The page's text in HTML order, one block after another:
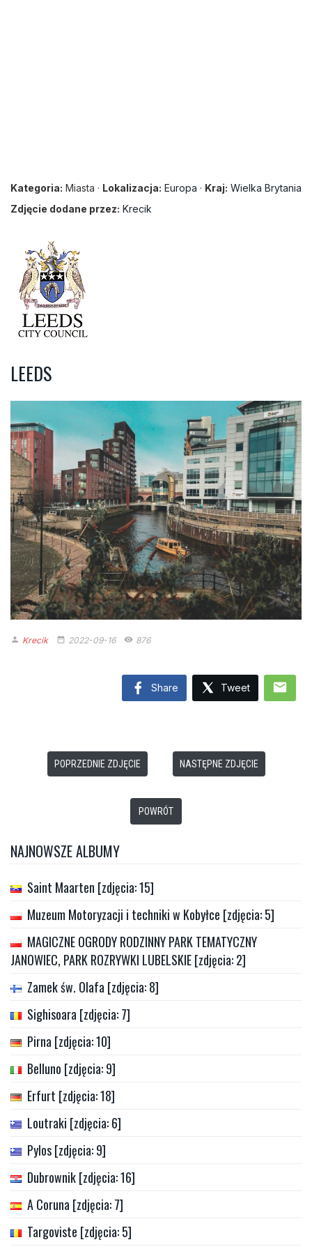
Kategoria: Miasta · Lokalizacja: Europa · Kraj: Wielka Brytania
Zdjęcie dodane przez: Krecik
LEEDS
person Krecik date_range 2022-09-16 remove_red_eye 876
Share Tweet mail
POPRZEDNIE ZDJĘCIE NASTĘPNE ZDJĘCIE
POWRÓT
NAJNOWSZE ALBUMY
Saint Maarten [zdjęcia: 15]
Muzeum Motoryzacji i techniki w Kobyłce [zdjęcia: 5]
MAGICZNE OGRODY RODZINNY PARK TEMATYCZNY
JANOWIEC, PARK ROZRYWKI LUBELSKIE [zdjęcia: 2]
Zamek św. Olafa [zdjęcia: 8]
Sighisoara [zdjęcia: 7]
Pirna [zdjęcia: 10]
Belluno [zdjęcia: 9]
Erfurt [zdjęcia: 18]
Loutraki [zdjęcia: 6]
Pylos [zdjęcia: 9]
Dubrownik [zdjęcia: 16]
A Coruna [zdjęcia: 7]
Targoviste [zdjęcia: 5]